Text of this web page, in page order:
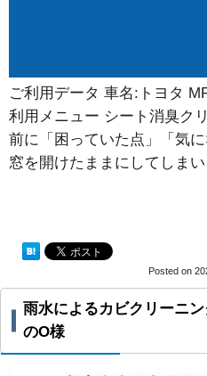
ご利用データ 車名:トヨタ
利用メニュー シート消臭
前に「困っていた点」「気
窓を開けたままにしてしま
Posted on
雨水によるカビクリーニ
のO様